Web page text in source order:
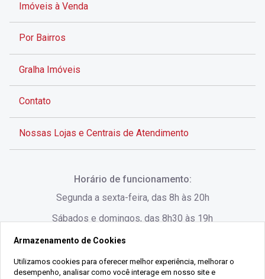
Imóveis à Venda
Por Bairros
Gralha Imóveis
Contato
Nossas Lojas e Centrais de Atendimento
Rua Lauro Linhares, 1080 - Trindade, Florianópolis -
SC
(48) 3220-1045
Horário de funcionamento:
Segunda a sexta-feira, das 8h às 20h
Sábados e domingos, das 8h30 às 19h
Armazenamento de Cookies
Utilizamos cookies para oferecer melhor experiência, melhorar o
desempenho, analisar como você interage em nosso site e